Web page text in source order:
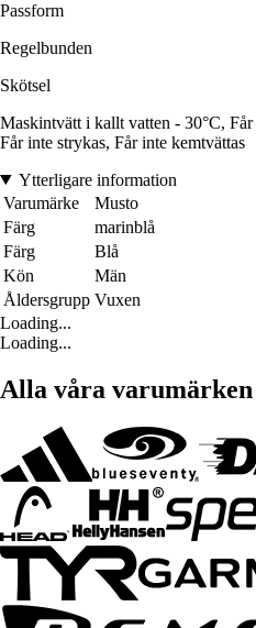
Passform
Regelbunden
Skötsel
Maskintvätt i kallt vatten - 30°C,
Får inte strykas, Får inte kemtvättas
Ytterligare information
Varumärke
Musto
Färg
marinblå
Färg
Blå
Kön
Män
Åldersgrupp Vuxen
Loading...
Loading...
Alla våra varumärken